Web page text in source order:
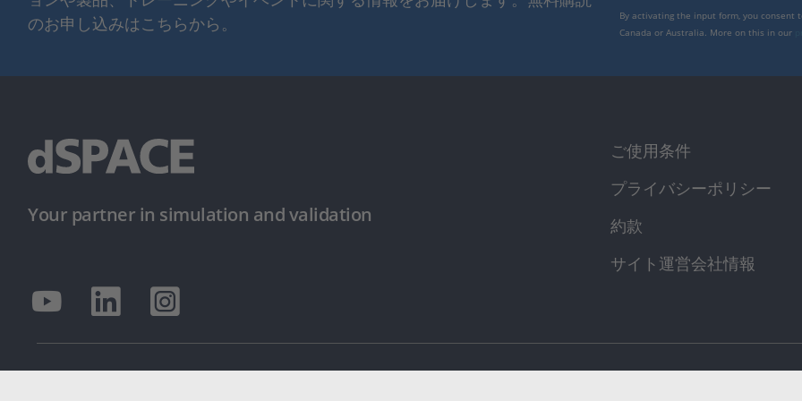
のお申し込みはこちらから。
By activating the input form, you consent
Canada or Australia. More on this in our
Your partner in simulation and validation
ご使用条件
プライバシーポリシー
約款
サイト運営会社情報